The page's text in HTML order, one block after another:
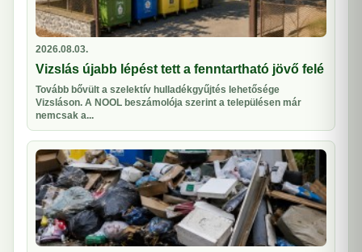
2026.08.03.
Vizslás újabb lépést tett a fenntartható jövő felé
Tovább bővült a szelektív hulladékgyűjtés lehetősége
Vizsláson. A NOOL beszámolója szerint a településen már
nemcsak a...